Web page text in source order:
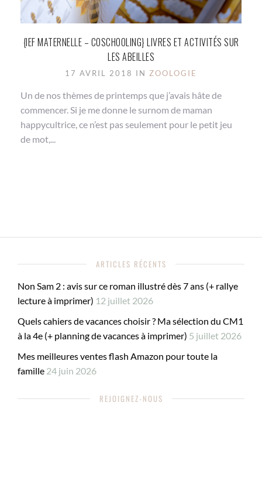
{IEF MATERNELLE – COSCHOOLING} LIVRES ET ACTIVITÉS SUR
LES ABEILLES
17 AVRIL 2018 IN ZOOLOGIE
Un de nos thèmes de printemps que j’avais hâte de
commencer. Si je me donne le surnom de maman
happycultrice, ce n’est pas seulement pour le petit jeu
de mot,...
ARTICLES RÉCENTS
Non Sam 2 : avis sur ce roman illustré dès 7 ans (+ rallye
lecture à imprimer) 12 juillet 2026
Quels cahiers de vacances choisir ? Ma sélection du CM1
à la 4e (+ planning de vacances à imprimer) 5 juillet 2026
Mes meilleures ventes flash Amazon pour toute la
famille 24 juin 2026
REJOIGNEZ-NOUS